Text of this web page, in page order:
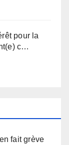
pour la
c…
fait grève